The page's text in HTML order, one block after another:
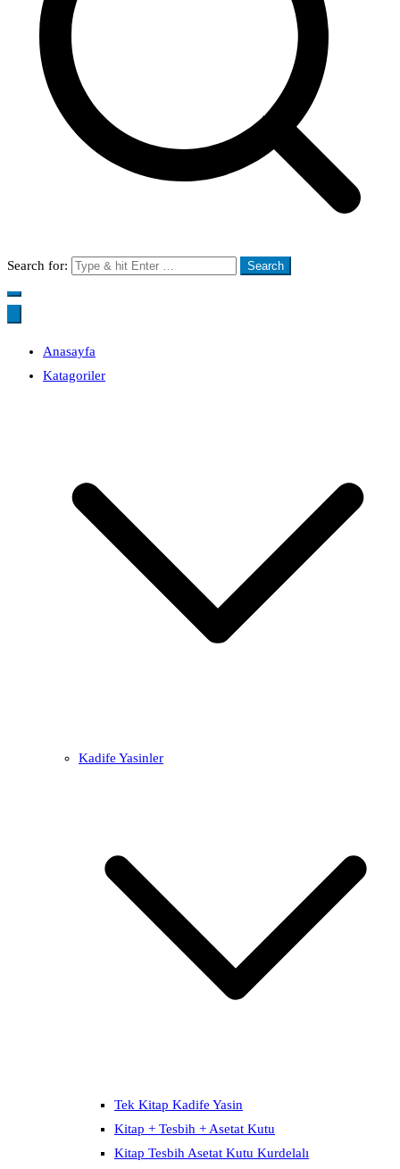
Search for:
Anasayfa
Katagoriler
Kadife Yasinler
Tek Kitap Kadife Yasin
Kitap + Tesbih + Asetat Kutu
Kitap Tesbih Asetat Kutu Kurdelalı